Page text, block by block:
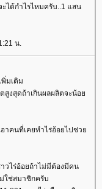
ได้กำไรไหมครับ..1 แสน
น.
มเติม
ตสูงสุดถ้าเกินผลผลิตจะน้อ
อาคนที่เคยทำไร่อ้อยไปช่ว
วไร่อ้อยถ้าไม่มีต้องมีคน
ใช่สมาชิกครับ